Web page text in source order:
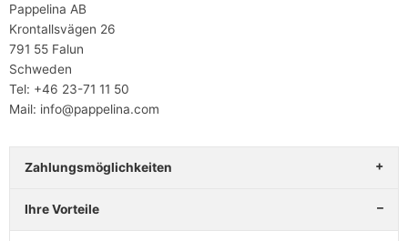
Pappelina AB
Krontallsvägen 26
791 55 Falun
Schweden
Tel: +46 23-71 11 50
Mail: info@pappelina.com
Zahlungsmöglichkeiten
Ihre Vorteile